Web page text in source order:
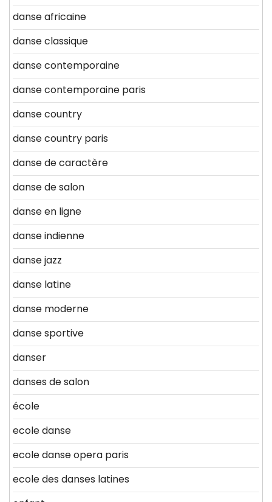
danse africaine
danse classique
danse contemporaine
danse contemporaine paris
danse country
danse country paris
danse de caractère
danse de salon
danse en ligne
danse indienne
danse jazz
danse latine
danse moderne
danse sportive
danser
danses de salon
école
ecole danse
ecole danse opera paris
ecole des danses latines